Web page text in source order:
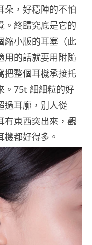
朵，好穩陣的不怕
。終歸究底是它的
縮小版的耳塞（此
用的話就要用附隨
把整個耳機承接托
。75t 細細粒的好
過耳廓，別人從
有東西突出來，觀
都好得多。